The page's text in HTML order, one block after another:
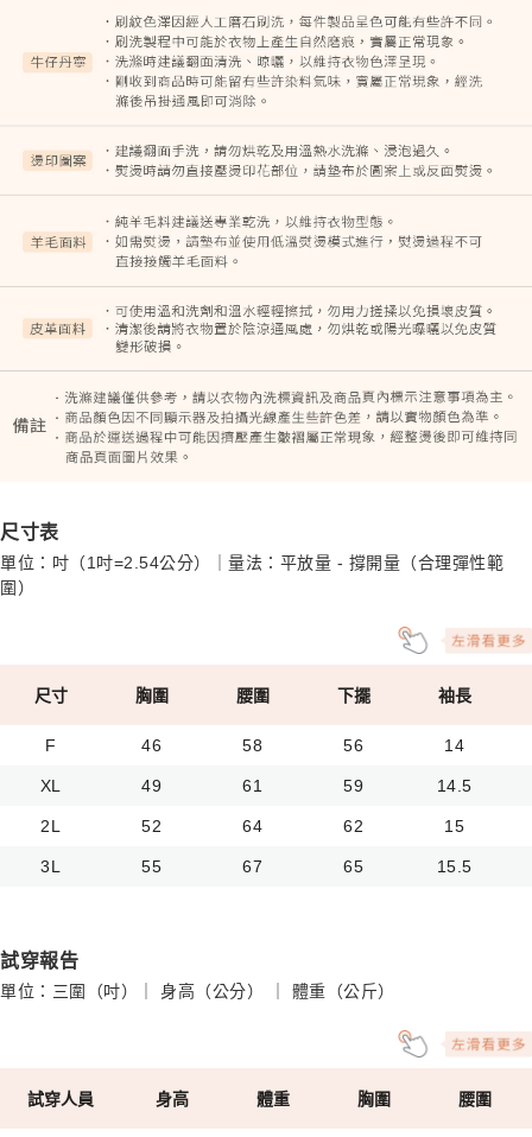
尺寸表
單位：吋（1吋=2.54公分）｜量法：平放量 - 撐開量（合理彈性範
圍）
尺寸 胸圍 腰圍 下擺 袖長
F 46 58 56 14
XL 49 61 59 14.5
2L 52 64 62 15
3L 55 67 65 15.5
試穿報告
單位：三圍（吋）｜ 身高（公分） ｜ 體重（公斤）
試穿人員 身高 體重 胸圍 腰圍